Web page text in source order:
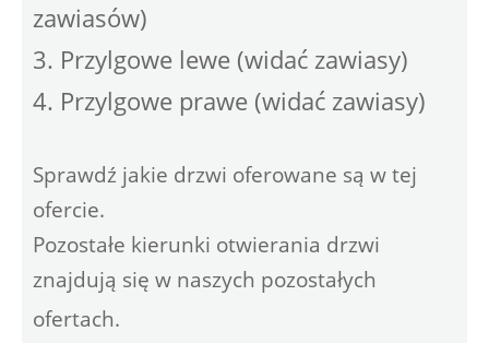
zawiasów)
3. Przylgowe lewe (widać zawiasy)
4. Przylgowe prawe (widać zawiasy)
Sprawdź jakie drzwi oferowane są w tej
ofercie.
Pozostałe kierunki otwierania drzwi
znajdują się w naszych pozostałych
ofertach.